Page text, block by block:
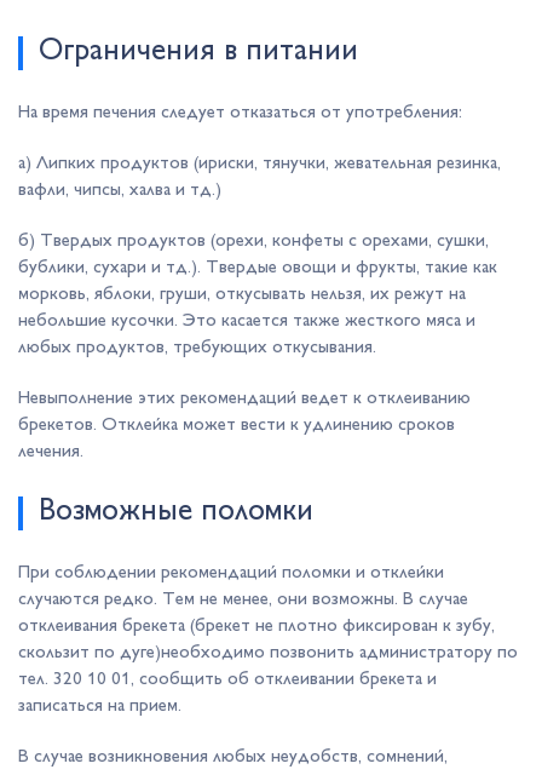
Ограничения в питании
На время печения следует отказаться от употребления:
а) Липких продуктов (ириски, тянучки, жевательная резинка,
вафли, чипсы, халва и тд.)
б) Твердых продуктов (орехи, конфеты с орехами, сушки,
бублики, сухари и тд.). Твердые овощи и фрукты, такие как
мор­ковь, яблоки, груши, откусывать нельзя, их режут на
небольшие кусочки. Это касается также жест­кого мяса и
любых продуктов, требующих откусывания.
Невыполнение этих рекомендаций ведет к отклеиванию
брекетов. Отклейка может вести к удлинению сроков
лечения.
Возможные поломки
При соблюдении рекомендаций поломки и отклейки
случаются редко. Тем не менее, они возможны. В случае
отклеивания брекета (брекет не плотно фиксирован к зубу,
скользит по дуге)необходимо позвонить администратору по
тел. 320 10 01, сообщить об отклеивании брекета и
записаться на прием.
В случае возникновения любых неудобств, сомнений,